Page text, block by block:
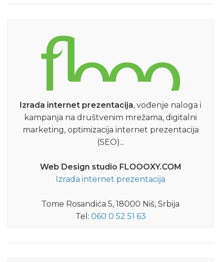
Izrada internet prezentacija, vođenje naloga i
kampanja na društvenim mrežama, digitalni
marketing, optimizacija internet prezentacija
(SEO)...
Web Design studio FLOOOXY.COM
Izrada internet prezentacija
Tome Rosandića 5, 18000 Niš, Srbija
Tel: 060 0 52 51 63